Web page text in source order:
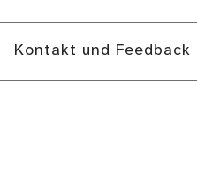
Kontakt und Feedback